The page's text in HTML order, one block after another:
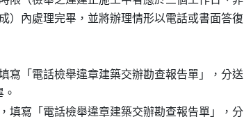
成）內處理完畢，並將辦理情形以電話或書面答復
填寫「電話檢舉違章建築交辦勘查報告單」，分送
。
，填寫「電話檢舉違章建築交辦勘查報告單」，分